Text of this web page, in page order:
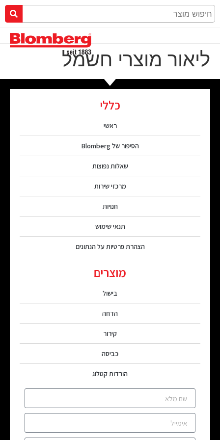
ליאור מוצרי חשמל
כללי
ראשי
הסיפור של Blomberg
שאלות נפוצות
מרכזי שירות
חנויות
תנאי שימוש
הצהרת פרטיות על הנתונים
מוצרים
בישול
הדחה
קירור
כביסה
הורדות קטלוג